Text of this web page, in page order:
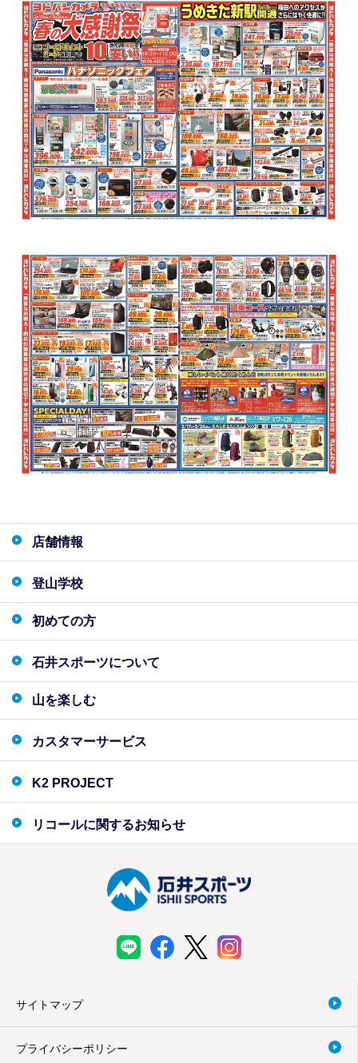
店舗情報
登山学校
初めての方
石井スポーツについて
山を楽しむ
カスタマーサービス
K2 PROJECT
リコールに関するお知らせ
サイトマップ
プライバシーポリシー